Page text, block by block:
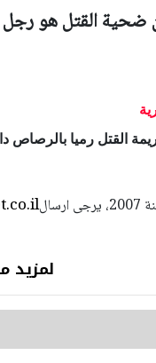
ضحية القتل هو
القتل رميا بالرصاص
استعمال المضامين بموجب بند 27 أ لقانون الحقوق الأدبية لسنة 2007، يرجى ارسال
لمزيد